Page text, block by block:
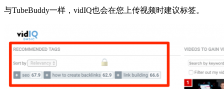
与TubeBuddy一样，vidIQ也会在您上传视频时建议标签。